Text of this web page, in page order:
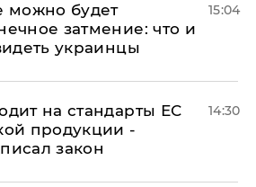
можно будет
затмение: что и
украинцы
15:04
на стандарты ЕС
продукции -
закон
14:30